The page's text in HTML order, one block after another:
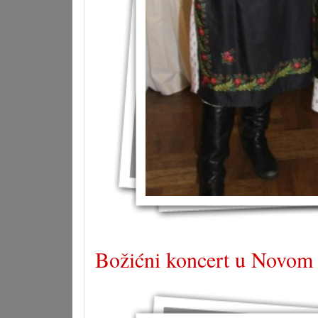
Božićni koncert u Novom